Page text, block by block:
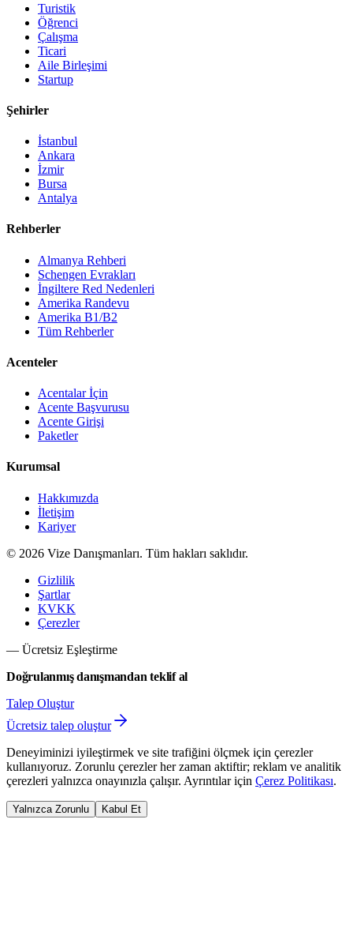
Turistik
Öğrenci
Çalışma
Ticari
Aile Birleşimi
Startup
Şehirler
İstanbul
Ankara
İzmir
Bursa
Antalya
Rehberler
Almanya Rehberi
Schengen Evrakları
İngiltere Red Nedenleri
Amerika Randevu
Amerika B1/B2
Tüm Rehberler
Acenteler
Acentalar İçin
Acente Başvurusu
Acente Girişi
Paketler
Kurumsal
Hakkımızda
İletişim
Kariyer
© 2026 Vize Danışmanları. Tüm hakları saklıdır.
Gizlilik
Şartlar
KVKK
Çerezler
— Ücretsiz Eşleştirme
Doğrulanmış danışmandan teklif al
Talep Oluştur
Ücretsiz talep oluştur
Deneyiminizi iyileştirmek ve site trafiğini ölçmek için çerezler
kullanıyoruz. Zorunlu çerezler her zaman aktiftir; reklam ve analitik
çerezleri yalnızca onayınızla çalışır. Ayrıntılar için Çerez Politikası.
Yalnızca Zorunlu Kabul Et